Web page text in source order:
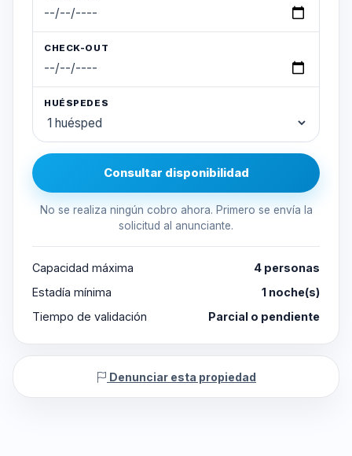
CHECK-OUT
HUÉSPEDES
Consultar disponibilidad
No se realiza ningún cobro ahora. Primero se envía la
solicitud al anunciante.
Capacidad máxima
4 personas
Estadía mínima
1 noche(s)
Tiempo de validación
Parcial o pendiente
Denunciar esta propiedad